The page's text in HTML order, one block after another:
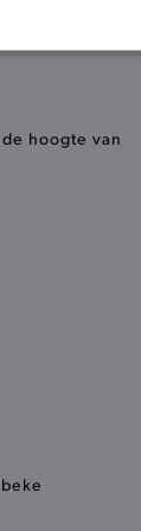
hoogte van
noodzakelijke
out-of-stock-